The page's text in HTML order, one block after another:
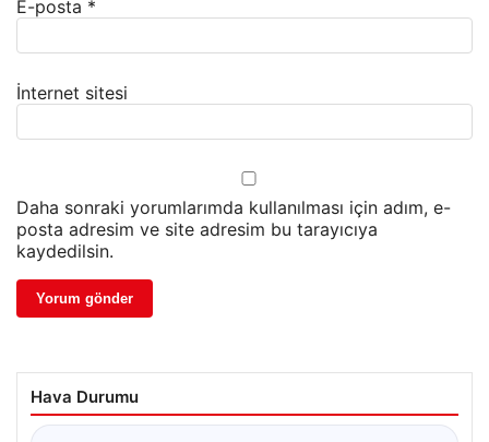
E-posta *
İnternet sitesi
Daha sonraki yorumlarımda kullanılması için adım, e-
posta adresim ve site adresim bu tarayıcıya
kaydedilsin.
Hava Durumu